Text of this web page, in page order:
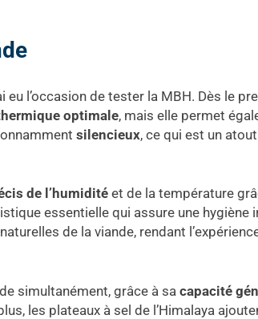
l’occasion de tester la MBH. Dès le
optimale, mais elle permet
silencieux, ce qui est un
de l’humiditéet de la température
essentielle qui assure une
de la viande, rendant
simultanément, grâce à sa capacité
les plateaux à sel de l’Himalaya